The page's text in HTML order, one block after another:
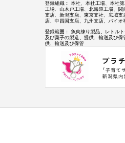
登録組織：
本社、本社工場、本社
工場、山木戸工場、北海道工場、関
支店、新潟支店、東京支社、広域支
店、中四国支店、九州支店、バイ
登録範囲：
魚肉練り製品、レトル
及び菓子の製造、提供、輸送及び保
供、輸送及び保管